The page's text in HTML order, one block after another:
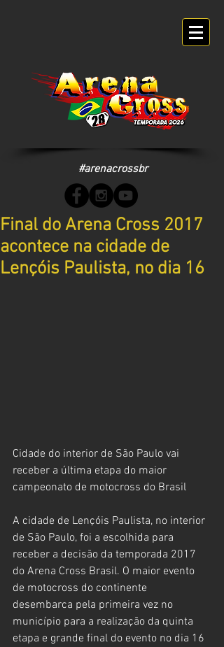
#arenacrossbr
Final do Arena Cross 2017
acontece na cidade de
Lençóis Paulista, no dia 16
Cidade do interior de São Paulo vai
receber a última etapa do maior
campeonato de motocross do Brasil
A cidade de Lençóis Paulista, no interior
de São Paulo, foi a escolhida para
receber a decisão da temporada 2017
do Arena Cross Brasil. O maior evento
de motocross do continente
desembarca pela primeira vez no
município para a realização da quinta
etapa e grande final do evento no dia 16